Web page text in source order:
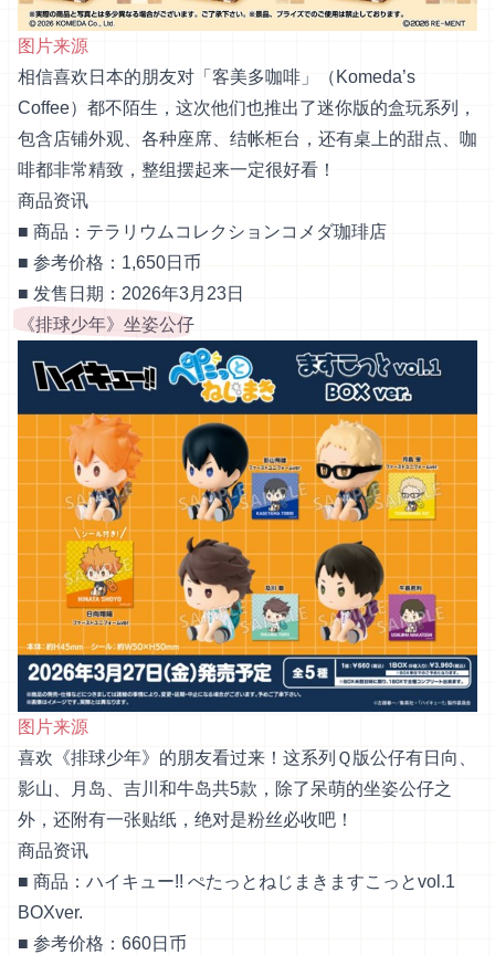
图片来源
相信喜欢日本的朋友对「客美多咖啡」（Komeda’s
Coffee）都不陌生，这次他们也推出了迷你版的盒玩系列，
包含店铺外观、各种座席、结帐柜台，还有桌上的甜点、咖
啡都非常精致，整组摆起来一定很好看！
商品资讯
■ 商品：テラリウムコレクションコメダ珈琲店
■ 参考价格：1,650日币
■ 发售日期：2026年3月23日
《排球少年》坐姿公仔
图片来源
喜欢《排球少年》的朋友看过来！这系列Ｑ版公仔有日向、
影山、月岛、吉川和牛岛共5款，除了呆萌的坐姿公仔之
外，还附有一张贴纸，绝对是粉丝必收吧！
商品资讯
■ 商品：ハイキュー!! ぺたっとねじまきますこっとvol.1
BOXver.
■ 参考价格：660日币